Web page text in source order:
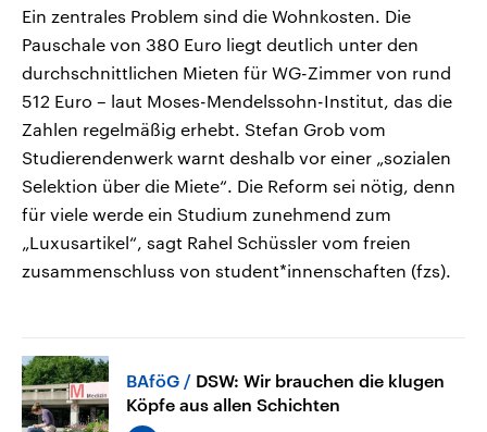
Ein zentrales Problem sind die Wohnkosten. Die
Pauschale von 380 Euro liegt deutlich unter den
durchschnittlichen Mieten für WG-Zimmer von rund
512 Euro – laut Moses-Mendelssohn-Institut, das die
Zahlen regelmäßig erhebt. Stefan Grob vom
Studierendenwerk warnt deshalb vor einer „sozialen
Selektion über die Miete“. Die Reform sei nötig, denn
für viele werde ein Studium zunehmend zum
„Luxusartikel“, sagt Rahel Schüssler vom freien
zusammenschluss von student*innenschaften (fzs).
BAföG
DSW: Wir brauchen die klugen
Köpfe aus allen Schichten